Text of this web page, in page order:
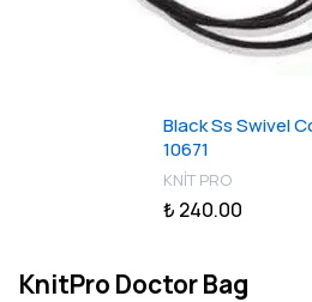
Black Ss Swivel
10671
KNİT PRO
₺ 240.00
KnitPro Doctor Bag